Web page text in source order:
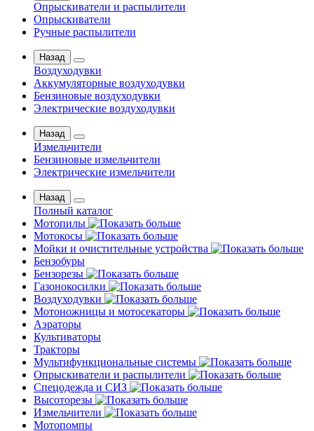
Опрыскиватели и распылители
Опрыскиватели
Ручные распылители
Назад
Воздуходувки
Аккумуляторные воздуходувки
Бензиновые воздуходувки
Электрические воздуходувки
Назад
Измельчители
Бензиновые измельчители
Электрические измельчители
Назад
Полный каталог
Мотопилы
Мотокосы
Мойки и очистительные устройства
Бензобуры
Бензорезы
Газонокосилки
Воздуходувки
Мотоножницы и мотосекаторы
Аэраторы
Культиваторы
Тракторы
Мультифункциональные системы
Опрыскиватели и распылители
Спецодежда и СИЗ
Высоторезы
Измельчители
Мотопомпы